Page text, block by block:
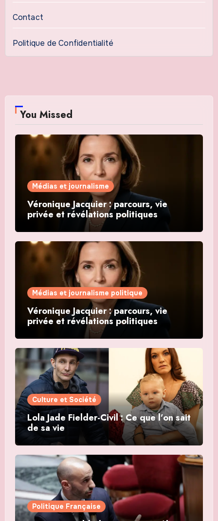
Contact
Politique de Confidentialité
You Missed
Médias et journalisme
Véronique Jacquier : parcours, vie
privée et révélations politiques
Médias et journalisme politique
Véronique Jacquier : parcours, vie
privée et révélations politiques
Culture et Société
Lola Jade Fielder-Civil : Ce que l’on sait
de sa vie
Politique Française